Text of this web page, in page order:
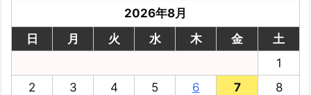
2026年8月
日
月 火 水 木 金
土
1
2
3 4 5 6 7
8